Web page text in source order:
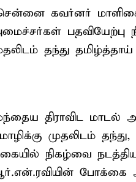
கவர்னர்
பதவியேற்பு
தந்து
திராவிட மாடல்
முதலிடம்
நிகழ்வை
போக்கை